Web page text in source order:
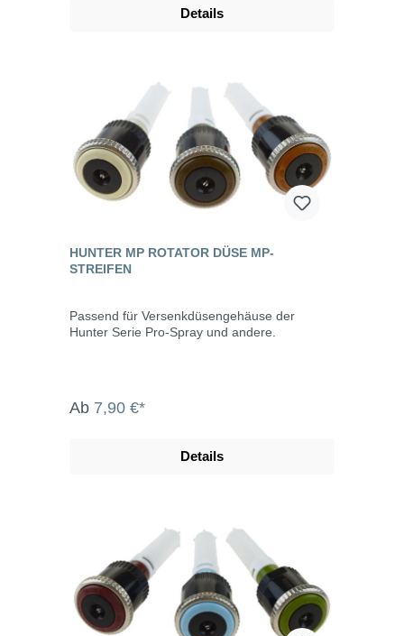
Details
HUNTER MP ROTATOR DÜSE MP-
STREIFEN
Passend für Versenkdüsengehäuse der
Hunter Serie Pro-Spray und andere.
Ab 7,90 €*
Details